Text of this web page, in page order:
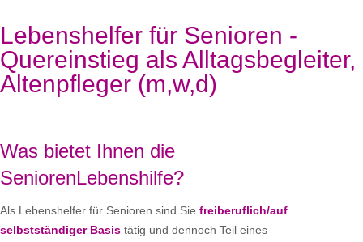
Lebenshelfer für Senioren -
Quereinstieg als Alltagsbegleiter,
Altenpfleger (m,w,d)
Was bietet Ihnen die
SeniorenLebenshilfe?
Als Lebenshelfer für Senioren sind Sie freiberuflich/auf
selbstständiger Basis tätig und dennoch Teil eines